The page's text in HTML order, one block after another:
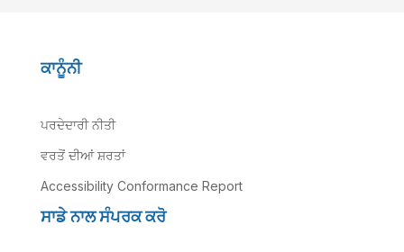
ਕਾਨੂੰਨੀ
ਪਰਦੇਦਾਰੀ ਨੀਤੀ
ਵਰਤੋਂ ਦੀਆਂ ਸ਼ਰਤਾਂ
Accessibility Conformance Report
ਸਾਡੇ ਨਾਲ ਸੰਪਰਕ ਕਰੋ